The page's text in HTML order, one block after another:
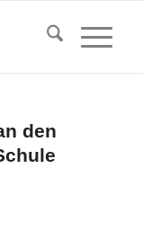
den